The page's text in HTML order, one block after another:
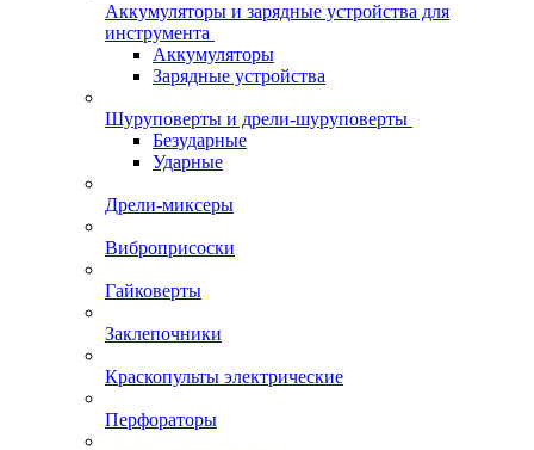
Аккумуляторы и зарядные устройства для
инструмента
Аккумуляторы
Зарядные устройства
Шуруповерты и дрели-шуруповерты
Безударные
Ударные
Дрели-миксеры
Виброприсоски
Гайковерты
Заклепочники
Краскопульты электрические
Перфораторы